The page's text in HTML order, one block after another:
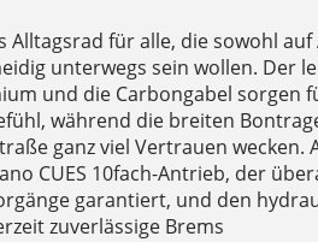
Alltagsrad für alle, die sowohl
unterwegs sein wollen. Der
und die Carbongabel sorgen
während die breiten
ganz viel Vertrauen wecken.
CUES 10fach-Antrieb, der
garantiert, und den
zuverlässige Brems